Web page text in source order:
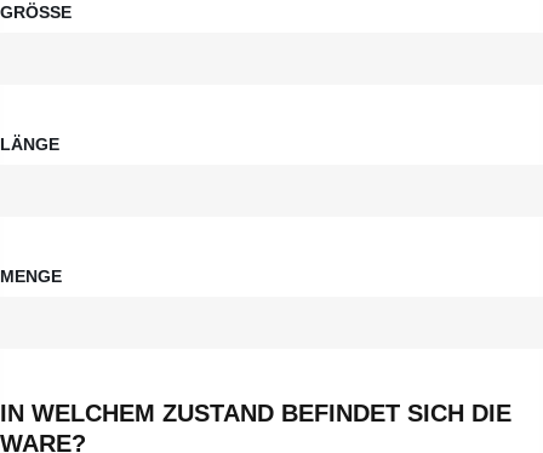
GRÖSSE
LÄNGE
MENGE
IN WELCHEM ZUSTAND BEFINDET SICH DIE
WARE?